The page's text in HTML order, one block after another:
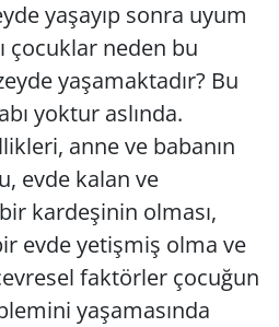
yaşayıp sonra uyum
çocuklar neden bu
yaşamaktadır? Bu
yoktur aslında.
anne ve babanın
evde kalan ve
kardeşinin olması,
evde yetişmiş olma ve
faktörler çocuğun
yaşamasında